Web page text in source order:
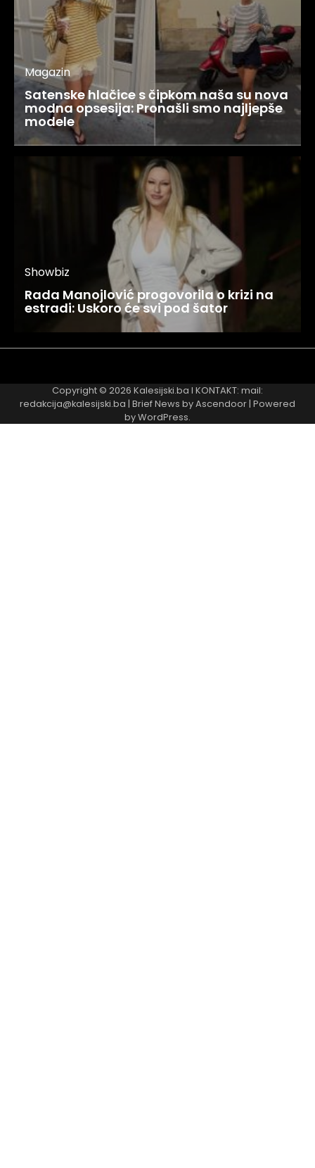
Magazin
Satenske hlačice s čipkom naša su nova
modna opsesija: Pronašli smo najljepše
modele
Showbiz
Rada Manojlović progovorila o krizi na
estradi: Uskoro će svi pod šator
Copyright © 2026 Kalesijski.ba I KONTAKT: mail:
redakcija@kalesijski.ba | Brief News byAscendoor | Powered
byWordPress.